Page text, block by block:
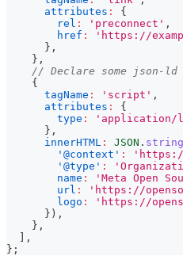
attributes :
{
rel : 'preconnect' ,
href : 'https://
} ,
} ,
// Declare some json-ld
{
tagName : 'script' ,
attributes :
{
type : 'application/
} ,
innerHTML : JSON .
'@context' :
'@type' :
name : 'Meta Open
url : 'https://
logo :
'https://
} ) ,
} ,
,
} ;